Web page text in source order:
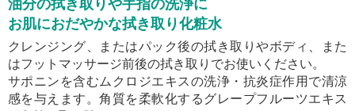
油分の拭き取りや手指の洗浄に
お肌におだやかな拭き取り化粧水
クレンジング、またはパック後の拭き取りやボディ、また
はフットマッサージ前後の拭き取りでお使いください。
サポニンを含むムクロジエキスの洗浄・抗炎症作用で清涼
感を与えます。角質を柔軟化するグレープフルーツエキス